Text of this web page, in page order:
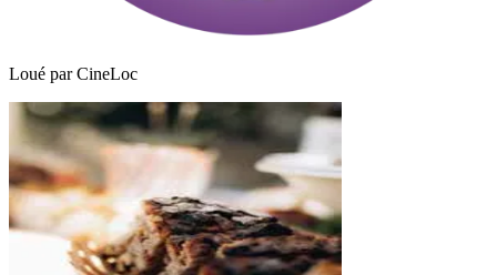
Loué parCineLoc